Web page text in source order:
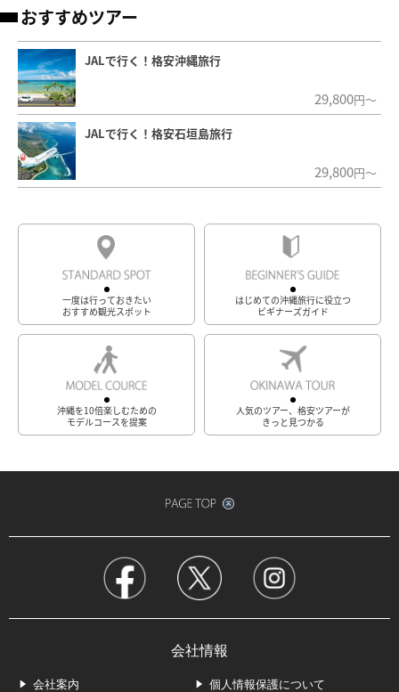
おすすめツアー
JALで行く！格安沖縄旅行
29,800円～
JALで行く！格安石垣島旅行
29,800円～
一度は行っておきたい
おすすめ観光スポット
はじめての沖縄旅行に役立つ
ビギナーズガイド
沖縄を10倍楽しむための
モデルコースを提案
人気のツアー、格安ツアーが
きっと見つかる
会社情報
会社案内 個人情報保護について